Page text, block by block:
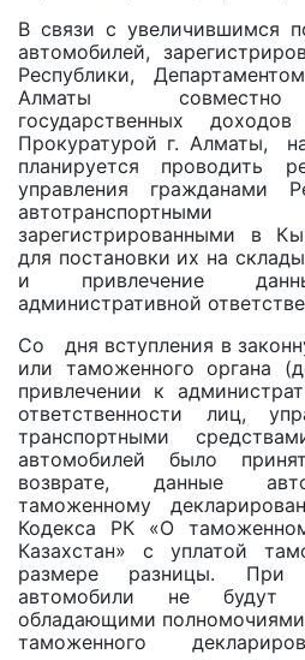
В связи с увеличившимся
автомобилей,
Республики,
Алматы совместно
государственных
Прокуратурой г. Алматы,
планируется проводить
управления гражданами
зарегистрированными в
для постановки их на
и привлечение
административной
Со дня вступления в
или таможенного органа
привлечении к
ответственности лиц,
транспортными
автомобилей было
возврате, данные
таможенному
Кодекса РК «О
Казахстан» с уплатой
размере разницы. При
автомобили не будут
обладающими
таможенного